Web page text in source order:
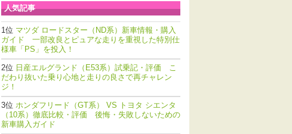
人気記事
マツダ ロードスター（ND系）新車情報・購入
ガイド 一部改良とピュアな走りを重視した特別仕
様車「PS」を投入！
日産エルグランド（E53系）試乗記・評価 こ
だわり抜いた乗り心地と走りの良さで再チャレン
ジ！
ホンダフリード（GT系） VS トヨタ シエンタ
（10系）徹底比較・評価 後悔・失敗しないための
新車購入ガイド